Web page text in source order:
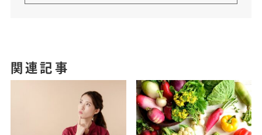
関連記事